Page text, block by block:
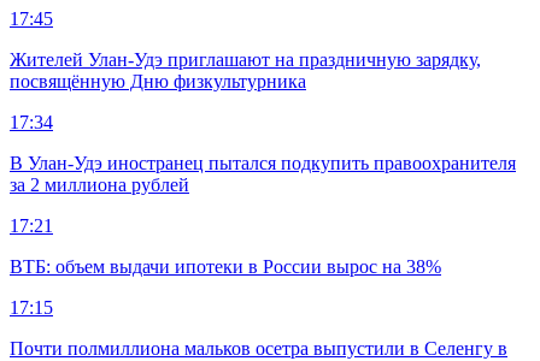
17:45
Жителей Улан-Удэ приглашают на праздничную зарядку,
посвящённую Дню физкультурника
17:34
В Улан-Удэ иностранец пытался подкупить правоохранителя
за 2 миллиона рублей
17:21
ВТБ: объем выдачи ипотеки в России вырос на 38%
17:15
Почти полмиллиона мальков осетра выпустили в Селенгу в